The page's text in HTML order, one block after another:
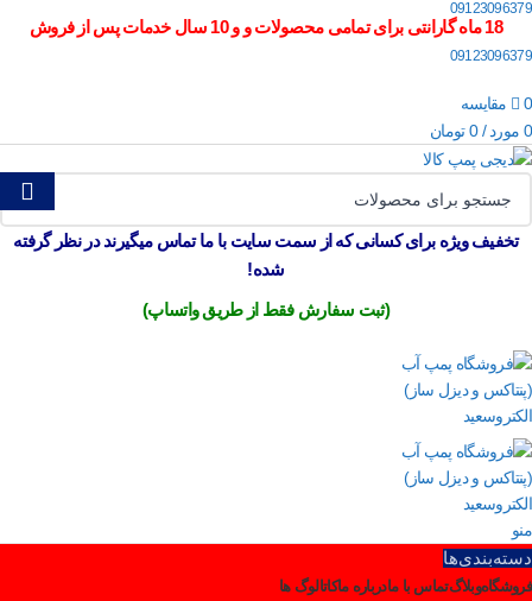
09123096379
18 ماه گارانتی برای تمامی محصولات و و 10 سال خدمات پس از فروش
09123096379
0
مقایسه
0 مورد /
0 تومان
تخفیف ویژه برای کسانی که از سمت سایت با ما تماس میگیرند در نظر گرفته
شده!
(ثبت سفارش فقط از طریق واتساپ)
منو
دسته‌بندی‌ها
فروشگاهوبلاگتماس با مادرباره ماکاتالوگ ها